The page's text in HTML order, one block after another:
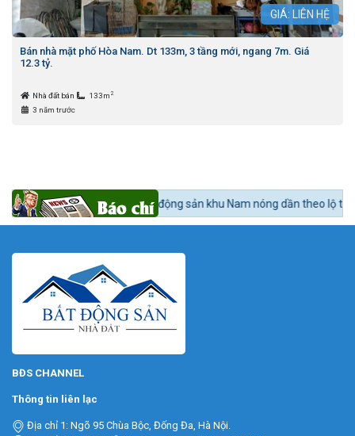
GIÁ: LIÊN HỆ
Bán nhà mặt phố Hòa Nam. Dt 133m, 3 tầng mới, ngang 7m. Giá
12.3 tỷ.
Nhà đất bán 133m 2
3 năm trước
BĐS:Bất động sản khu Nam nóng dần theo lộ trình lên quận Nhà Bè.
BĐS CHANNEL
Thông tin liên lạc
Địa chỉ 1: Ngõ 95 Chùa Bộc, Đống Đa, Hà Nội.